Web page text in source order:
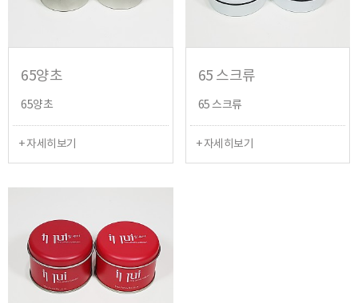
65양초
65양초
+ 자세히보기
65 스크류
65 스크류
+ 자세히보기